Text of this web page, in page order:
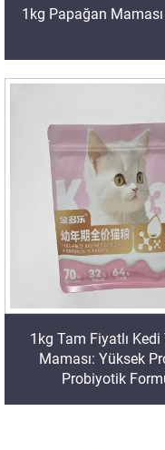
1kg Papağan
1kg Tam Fiyatlı Kedi
Maması: Yüksek
Probiyotik